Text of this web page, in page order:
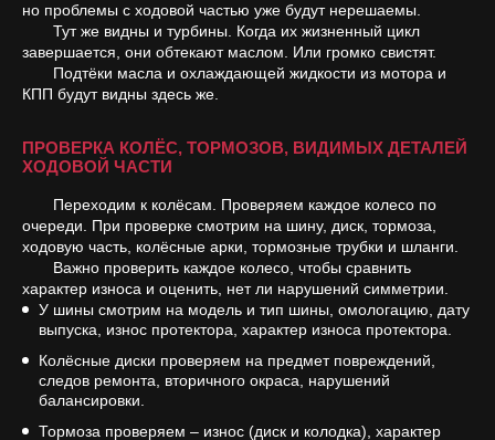
но проблемы с ходовой частью уже будут нерешаемы.
Тут же видны и турбины. Когда их жизненный цикл
завершается, они обтекают маслом. Или громко свистят.
Подтёки масла и охлаждающей жидкости из мотора и
КПП будут видны здесь же.
ПРОВЕРКА КОЛЁС, ТОРМОЗОВ, ВИДИМЫХ ДЕТАЛЕЙ
ХОДОВОЙ ЧАСТИ
Переходим к колёсам. Проверяем каждое колесо по
очереди. При проверке смотрим на шину, диск, тормоза,
ходовую часть, колёсные арки, тормозные трубки и шланги.
Важно проверить каждое колесо, чтобы сравнить
характер износа и оценить, нет ли нарушений симметрии.
У шины смотрим на модель и тип шины, омологацию, дату
выпуска, износ протектора, характер износа протектора.
Колёсные диски проверяем на предмет повреждений,
следов ремонта, вторичного окраса, нарушений
балансировки.
Тормоза проверяем – износ (диск и колодка), характер